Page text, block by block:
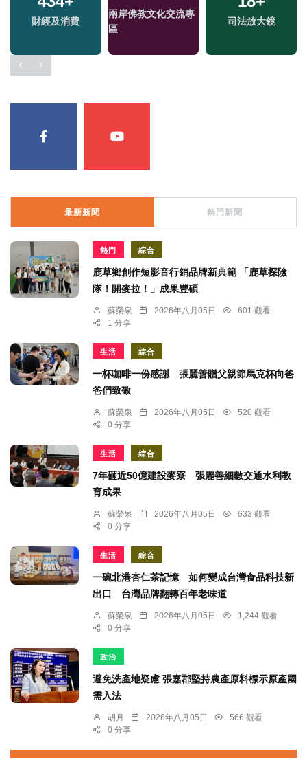
熱門 2024總統大選 兩岸藝苑天地
最新新聞 熱門新聞
熱門 綜合
鹿草鄉創作短影音行銷品牌新典範 「鹿草探險
隊！開麥拉！」成果豐碩
蘇榮泉 2026年八月05日
601 觀看
1 分享
生活 綜合
一杯咖啡一份感謝 張麗善贈父親節馬克杯向爸
爸們致敬
蘇榮泉 2026年八月05日
520 觀看
0 分享
生活 綜合
7年砸近50億建設麥寮 張麗善細數交通水利教
育成果
蘇榮泉 2026年八月05日
633 觀看
0 分享
生活 綜合
一碗北港杏仁茶記憶 如何變成台灣食品科技新
出口 台灣品牌翻轉百年老味道
蘇榮泉 2026年八月05日
1,244 觀看
0 分享
政治
避免洗產地疑慮 張嘉郡堅持農產原料標示原產國
需入法
胡月 2026年八月05日
566 觀看
0 分享